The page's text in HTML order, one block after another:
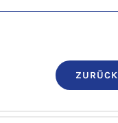
ZURÜCK